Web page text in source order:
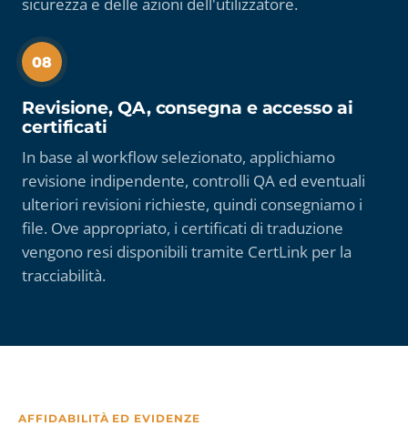
08
Revisione, QA, consegna e accesso ai
certificati
In base al workflow selezionato, applichiamo
revisione indipendente, controlli QA ed eventuali
ulteriori revisioni richieste, quindi consegniamo i
file. Ove appropriato, i certificati di traduzione
vengono resi disponibili tramite CertLink per la
tracciabilità.
AFFIDABILITÀ ED EVIDENZE